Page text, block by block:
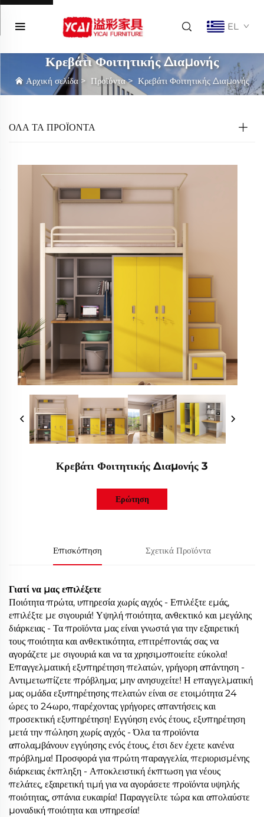
EL
Κρεβάτι Φοιτητικής Διαμονής
Αρχική σελίδα > Προϊόντα> Κρεβάτι Φοιτητικής Διαμονής
ΟΛΑ ΤΑ ΠΡΟΪΟΝΤΑ
Κρεβάτι Φοιτητικής Διαμονής 3
Ερώτηση
Επισκόπηση Σχετικά Προϊόντα
Γιατί να μας επιλέξετε
Ποιότητα πρώτα, υπηρεσία χωρίς αγχός - Επιλέξτε εμάς,
επιλέξτε με σιγουριά! Υψηλή ποιότητα, ανθεκτικό και μεγάλης
διάρκειας - Τα προϊόντα μας είναι γνωστά για την εξαιρετική
τους ποιότητα και ανθεκτικότητα, επιτρέποντάς σας να
αγοράζετε με σιγουριά και να τα χρησιμοποιείτε εύκολα!
Επαγγελματική εξυπηρέτηση πελατών, γρήγορη απάντηση -
Αντιμετωπίζετε πρόβλημα; μην ανησυχείτε! Η επαγγελματική
μας ομάδα εξυπηρέτησης πελατών είναι σε ετοιμότητα 24
ώρες το 24ωρο, παρέχοντας γρήγορες απαντήσεις και
προσεκτική εξυπηρέτηση! Εγγύηση ενός έτους, εξυπηρέτηση
μετά την πώληση χωρίς αγχός - Όλα τα προϊόντα
απολαμβάνουν εγγύησης ενός έτους, έτσι δεν έχετε κανένα
πρόβλημα! Προσφορά για πρώτη παραγγελία, περιορισμένης
διάρκειας έκπληξη - Αποκλειστική έκπτωση για νέους
πελάτες, εξαιρετική τιμή για να αγοράσετε προϊόντα υψηλής
ποιότητας, σπάνια ευκαιρία! Παραγγείλτε τώρα και απολαύστε
μοναδική ποιότητα και υπηρεσία!